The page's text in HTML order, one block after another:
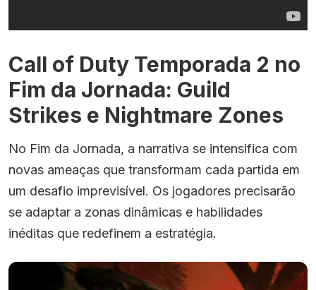
Call of Duty Temporada 2 no
Fim da Jornada: Guild
Strikes e Nightmare Zones
No Fim da Jornada, a narrativa se intensifica com
novas ameaças que transformam cada partida em
um desafio imprevisível. Os jogadores precisarão
se adaptar a zonas dinâmicas e habilidades
inéditas que redefinem a estratégia.